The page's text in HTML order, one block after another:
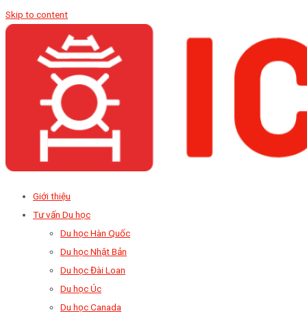
Skip to content
Giới thiệu
Tư vấn Du học
Du học Hàn Quốc
Du học Nhật Bản
Du học Đài Loan
Du học Úc
Du học Canada